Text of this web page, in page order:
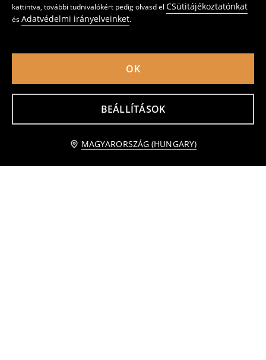
kattintva, további tudnivalókért pedig olvasd el CSütitájékoztatónkat
ésAdatvédelmi irányelveinket.
BEÁLLÍTÁSOK
OK
MAGYARORSZÁG (HUNGARY)
Mintás crop blúz hosszú ujjal
1795 HUF3595HUF
Hosszú ujjú pamutfelső
1495 HUF
Értesítést kérek